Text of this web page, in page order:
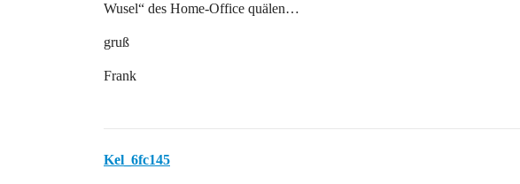
Wusel“ des Home-Office quälen…
gruß
Frank
Kel_6fc145